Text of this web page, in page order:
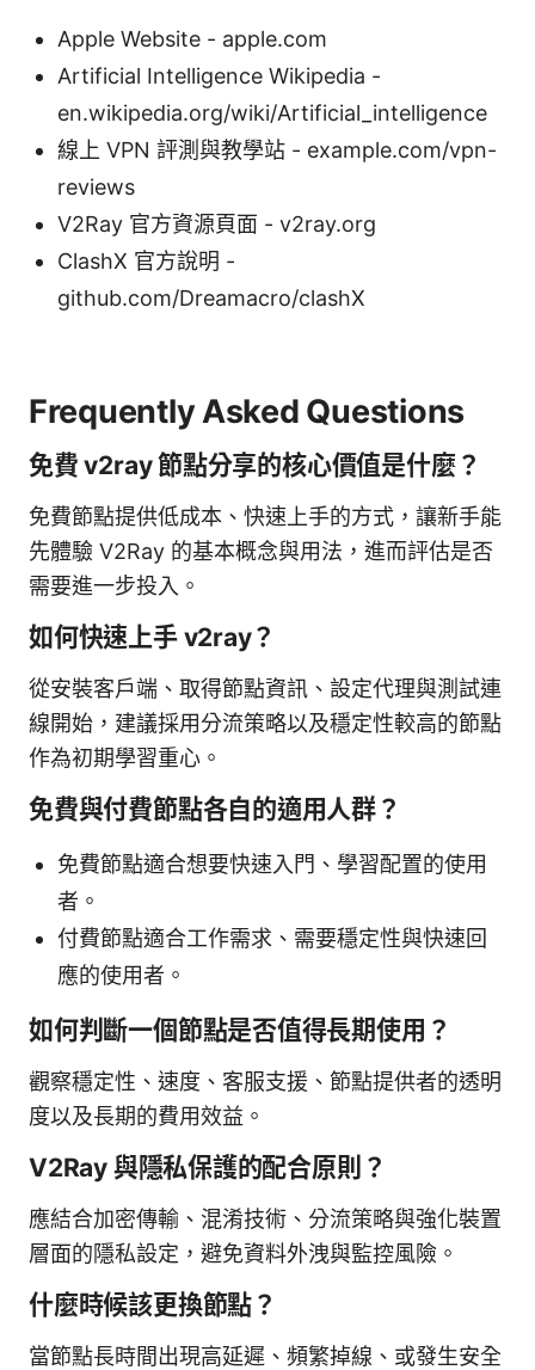
Apple Website - apple.com
Artificial Intelligence Wikipedia -
en.wikipedia.org/wiki/Artificial_intelligence
線上 VPN 評測與教學站 - example.com/vpn-
reviews
V2Ray 官方資源頁面 - v2ray.org
ClashX 官方說明 -
github.com/Dreamacro/clashX
Frequently Asked Questions
免費 v2ray 節點分享的核心價值是什麼？
免費節點提供低成本、快速上手的方式，讓新手能
先體驗 V2Ray 的基本概念與用法，進而評估是否
需要進一步投入。
如何快速上手 v2ray？
從安裝客戶端、取得節點資訊、設定代理與測試連
線開始，建議採用分流策略以及穩定性較高的節點
作為初期學習重心。
免費與付費節點各自的適用人群？
免費節點適合想要快速入門、學習配置的使用
者。
付費節點適合工作需求、需要穩定性與快速回
應的使用者。
如何判斷一個節點是否值得長期使用？
觀察穩定性、速度、客服支援、節點提供者的透明
度以及長期的費用效益。
V2Ray 與隱私保護的配合原則？
應結合加密傳輸、混淆技術、分流策略與強化裝置
層面的隱私設定，避免資料外洩與監控風險。
什麼時候該更換節點？
當節點長時間出現高延遲、頻繁掉線、或發生安全